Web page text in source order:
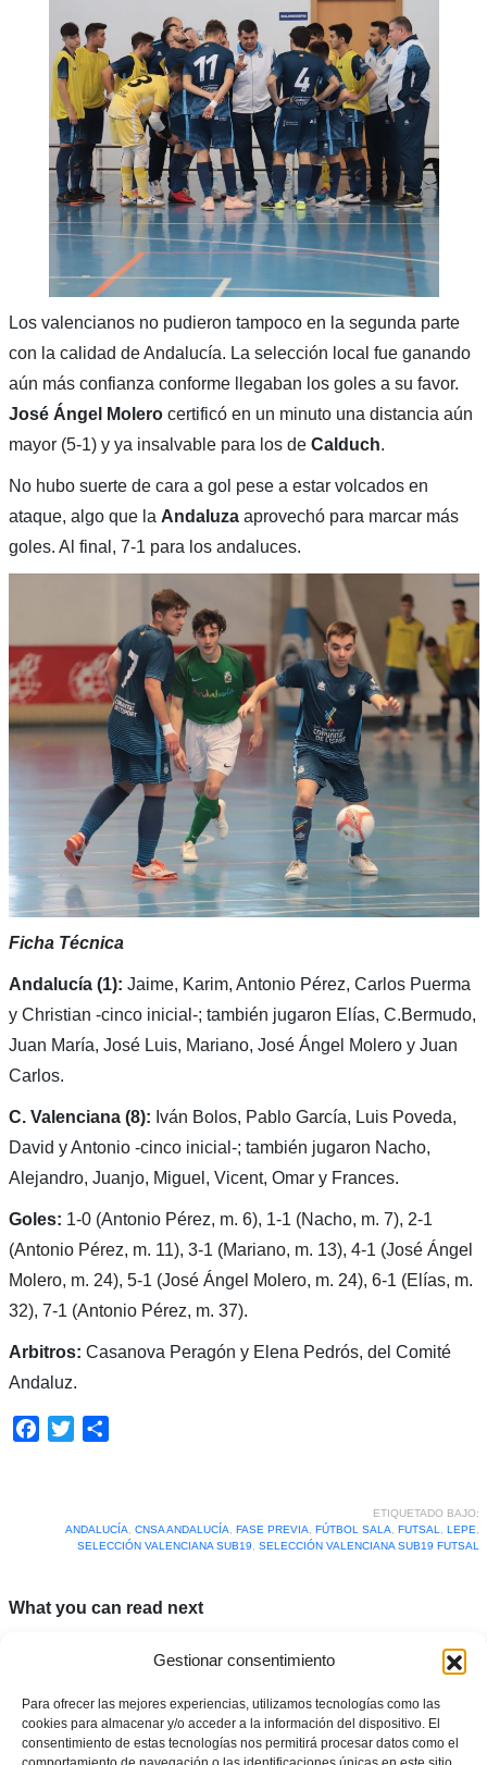
Gestionar consentimiento
Para ofrecer las mejores experiencias, utilizamos tecnologías como las
cookies para almacenar y/o acceder a la información del dispositivo. El
consentimiento de estas tecnologías nos permitirá procesar datos como el
Los valencianos no pudieron tampoco en la segunda parte
con la calidad de Andalucía. La selección local fue ganando
aún más confianza conforme llegaban los goles a su favor.
José Ángel Molerocertificó en un minuto una distancia aún
mayor (5-1) y ya insalvable para los de Calduch.
No hubo suerte de cara a gol pese a estar volcados en
ataque, algo que la Andaluzaaprovechó para marcar más
goles. Al final, 7-1 para los andaluces.
Ficha Técnica
Andalucía (1): Jaime, Karim, Antonio Pérez, Carlos Puerma
y Christian -cinco inicial-; también jugaron Elías, C.Bermudo,
Juan María, José Luis, Mariano, José Ángel Molero y Juan
Carlos.
C. Valenciana (8): Iván Bolos, Pablo García, Luis Poveda,
David y Antonio -cinco inicial-; también jugaron Nacho,
Alejandro, Juanjo, Miguel, Vicent, Omar y Frances.
Goles: 1-0 (Antonio Pérez, m. 6), 1-1 (Nacho, m. 7), 2-1
(Antonio Pérez, m. 11), 3-1 (Mariano, m. 13), 4-1 (José Ángel
Molero, m. 24), 5-1 (José Ángel Molero, m. 24), 6-1 (Elías, m.
32), 7-1 (Antonio Pérez, m. 37).
Arbitros: Casanova Peragón y Elena Pedrós, del Comité
Andaluz.
Facebook
Twitter
ETIQUETADO BAJO:
ANDALUCÍA
CNSA ANDALUCÍA FASE PREVIA FÚTBOL SALA FUTSAL LEPE
SELECCIÓN VALENCIANA SUB19
SELECCIÓN VALENCIANA SUB19 FUTSAL
What you can read next